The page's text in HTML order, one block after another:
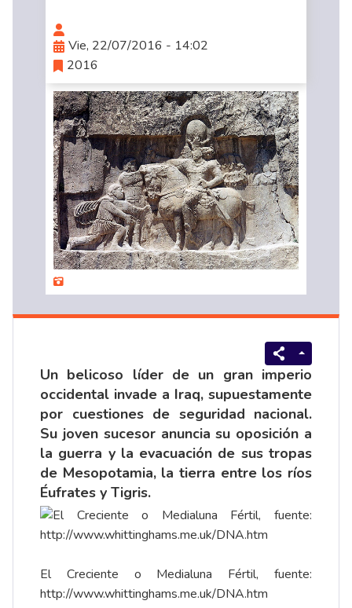
Vie, 22/07/2016 - 14:02
2016
Un belicoso líder de un gran imperio
occidental invade a Iraq, supuestamente
por cuestiones de seguridad nacional.
Su joven sucesor anuncia su oposición a
la guerra y la evacuación de sus tropas
de Mesopotamia, la tierra entre los ríos
Éufrates y Tigris.
El Creciente o Medialuna Fértil, fuente:
http://www.whittinghams.me.uk/DNA.htm